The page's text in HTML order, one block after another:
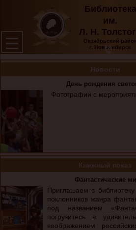
Библиотека
им.
Л. Н.
Октябрьский
г. Новосибирск
Новости
День рождения
Фотографии с
Книжный показ
Фантастические
Приглашаем в
поклонников жанра
под названием
погрузитесь в
воображением